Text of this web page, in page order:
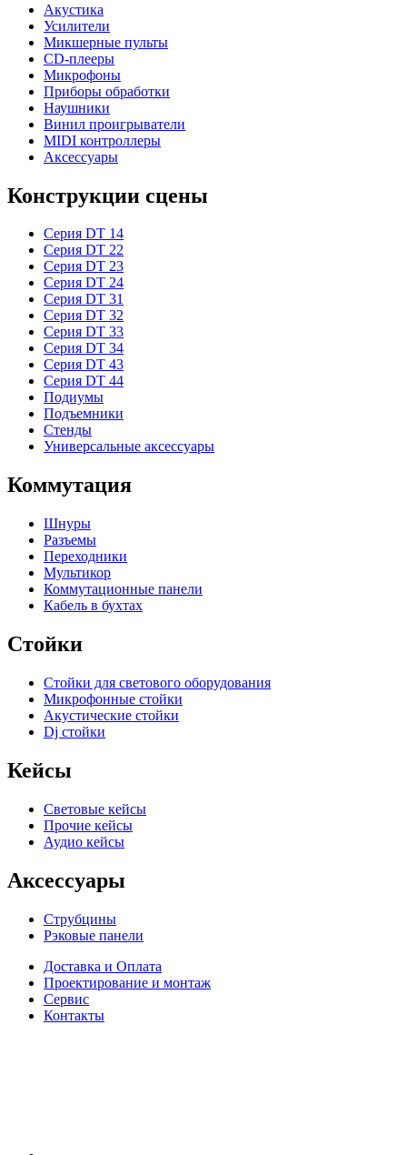
Акустика
Усилители
Микшерные пульты
CD-плееры
Микрофоны
Приборы обработки
Наушники
Винил проигрыватели
MIDI контроллеры
Аксессуары
Конструкции сцены
Серия DT 14
Серия DT 22
Серия DT 23
Серия DT 24
Серия DT 31
Серия DT 32
Серия DT 33
Серия DT 34
Серия DT 43
Серия DT 44
Подиумы
Подъемники
Стенды
Универсальные аксессуары
Коммутация
Шнуры
Разъемы
Переходники
Мультикор
Коммутационные панели
Кабель в бухтах
Стойки
Стойки для светового оборудования
Микрофонные стойки
Акустические стойки
Dj стойки
Кейсы
Световые кейсы
Прочие кейсы
Аудио кейсы
Аксессуары
Струбцины
Рэковые панели
Доставка и Оплата
Проектирование и монтаж
Сервис
Контакты